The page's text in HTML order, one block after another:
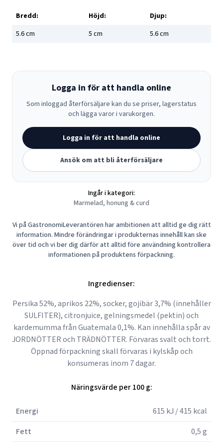
Bredd: Höjd:
Djup:
5.6cm 5 cm 5.6cm
Logga in för att handla online
Som inloggad återförsäljare kan du se priser, lagerstatus
och lägga varor i varukorgen.
Logga in för att handla online
Ansök om att bli återförsäljare
Ingår i kategori:
Marmelad, honung & curd
Vi på GastronomiLeverantören har ambitionen att alltid ge dig rätt
information. Mindre förändringar i produkternas innehåll kan ske
över tid och vi ber dig därför att alltid före användning kontrollera
informationen på produktens förpackning.
Ingredienser:
Persika 52%, aprikos 22%, socker, gojibär 3,7% (innehåller
SULFITER), citronjuice, gelningsmedel (pektin) och
kardemumma från Guatemala 0,1%. Kan innehålla spår av
JORDNÖTTER och TRÄDNÖTTER. Förvaras svalt och torrt.
Öppnad förpackning skall förvaras i kylskåp och
konsumeras inom 7 dagar.
Näringsvärde per 100 g:
Energi
615 kJ / 415 kcal
Fett
0,5 g